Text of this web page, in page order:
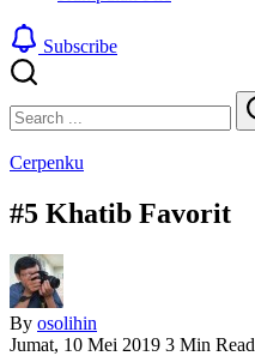
Subscribe
Search
Cerpenku
#5 Khatib Favorit
By osolihin
Jumat, 10 Mei 2019 3 Min Read